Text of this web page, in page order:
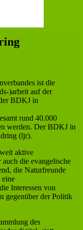
ist die
)arbeit auf der
BDKJ in
rund 40.000
werden. Der BDKJ in
(ljr).
aktive
die evangelische
die Naturfreunde
eine
Interessen von
gegenüber der Politik
des